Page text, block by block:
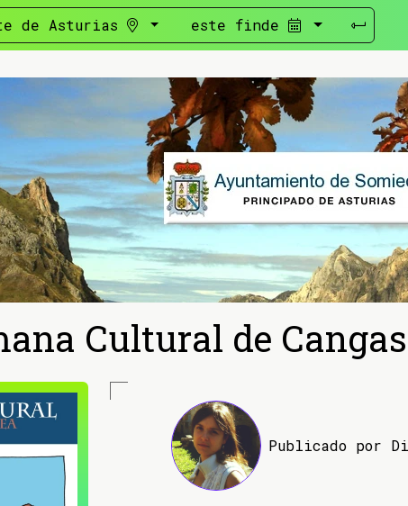
de Asturias este finde
Cultural de
Publicado por